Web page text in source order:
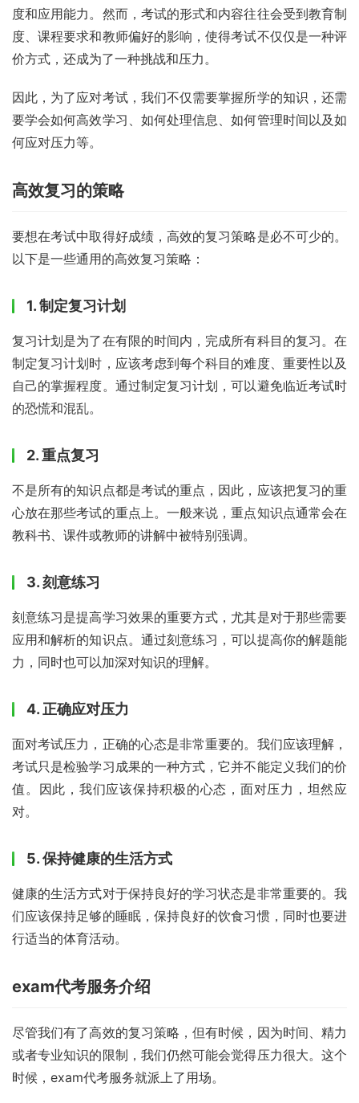
度和应用能力。然而，考试的形式和内容往往会受到教育制
度、课程要求和教师偏好的影响，使得考试不仅仅是一种评
价方式，还成为了一种挑战和压力。
因此，为了应对考试，我们不仅需要掌握所学的知识，还需
要学会如何高效学习、如何处理信息、如何管理时间以及如
何应对压力等。
高效复习的策略
要想在考试中取得好成绩，高效的复习策略是必不可少的。
以下是一些通用的高效复习策略：
1. 制定复习计划
复习计划是为了在有限的时间内，完成所有科目的复习。在
制定复习计划时，应该考虑到每个科目的难度、重要性以及
自己的掌握程度。通过制定复习计划，可以避免临近考试时
的恐慌和混乱。
2. 重点复习
不是所有的知识点都是考试的重点，因此，应该把复习的重
心放在那些考试的重点上。一般来说，重点知识点通常会在
教科书、课件或教师的讲解中被特别强调。
3. 刻意练习
刻意练习是提高学习效果的重要方式，尤其是对于那些需要
应用和解析的知识点。通过刻意练习，可以提高你的解题能
力，同时也可以加深对知识的理解。
4. 正确应对压力
面对考试压力，正确的心态是非常重要的。我们应该理解，
考试只是检验学习成果的一种方式，它并不能定义我们的价
值。因此，我们应该保持积极的心态，面对压力，坦然应
对。
5. 保持健康的生活方式
健康的生活方式对于保持良好的学习状态是非常重要的。我
们应该保持足够的睡眠，保持良好的饮食习惯，同时也要进
行适当的体育活动。
exam代考服务介绍
尽管我们有了高效的复习策略，但有时候，因为时间、精力
或者专业知识的限制，我们仍然可能会觉得压力很大。这个
时候，exam代考服务就派上了用场。